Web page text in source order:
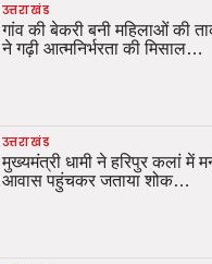
उत्तराखंड
गांव की बेकरी बनी महिलाओं की
ने गढ़ी आत्मनिर्भरता की मिसाल…
उत्तराखंड
मुख्यमंत्री धामी ने हरिपुर कलां में
आवास पहुंचकर जताया शोक…